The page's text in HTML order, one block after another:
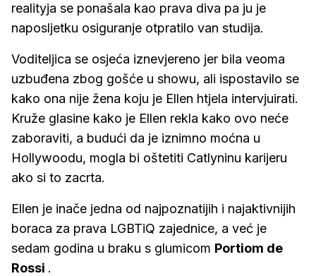
realityja se ponašala kao prava diva pa ju je
naposljetku osiguranje otpratilo van studija.
Voditeljica se osjeća iznevjereno jer bila veoma
uzbuđena zbog gošće u showu, ali ispostavilo se
kako ona nije žena koju je Ellen htjela intervjuirati.
Kruže glasine kako je Ellen rekla kako ovo neće
zaboraviti, a budući da je iznimno moćna u
Hollywoodu, mogla bi oštetiti Catlyninu karijeru
ako si to zacrta.
Ellen je inače jedna od najpoznatijih i najaktivnijih
boraca za prava LGBTiQ zajednice, a već je
sedam godina u braku s glumicom Portiom de
Rossi .